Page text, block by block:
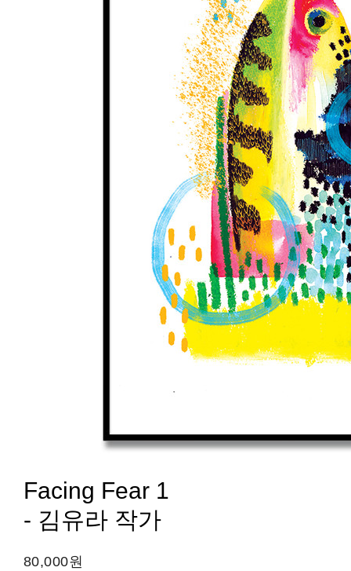
Facing Fear 1
- 김유라 작가
80,000원